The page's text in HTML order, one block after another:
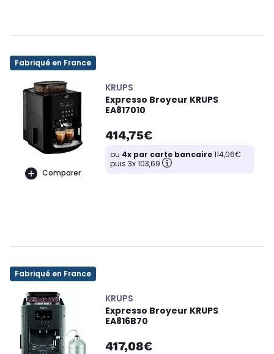
Fabriqué en France
Comparer
KRUPS
Expresso Broyeur KRUPS
EA817010
414,75€
ou 4x par carte bancaire114,06€
puis 3x 103,69
Fabriqué en France
KRUPS
Expresso Broyeur KRUPS
EA816B70
417,08€